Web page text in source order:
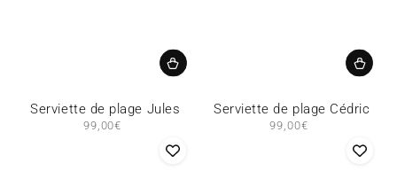
Serviette de plage Jules
Prix
99,00€
Serviette de plage Cédric
Prix
99,00€